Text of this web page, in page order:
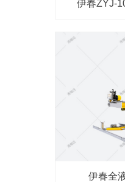
伊春ZYJ-
伊春全